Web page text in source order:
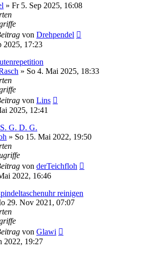
» Fr 5. Sep 2025, 16:08
von Drehpendel
2025, 17:23
» So 4. Mai 2025, 18:33
von Lins
2025, 12:41
G. D. G.
» So 15. Mai 2022, 19:50
von derTeichfloh
2022, 16:46
reinigen
29. Nov 2021, 07:07
von Glawi
2022, 19:27